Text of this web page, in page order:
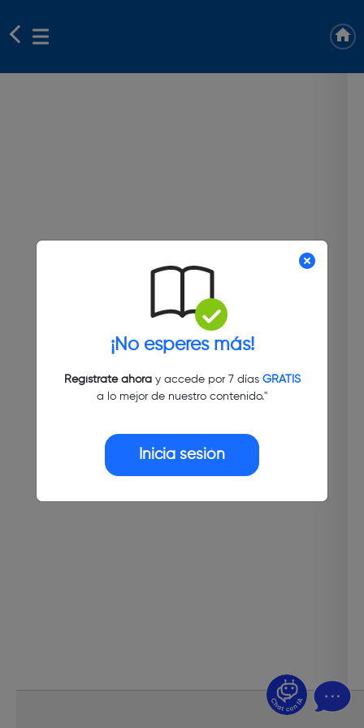
¡No esperes más!
Regístrate ahoray accede por 7 días GRATIS
a lo mejor de nuestro contenido."
Inicia sesión